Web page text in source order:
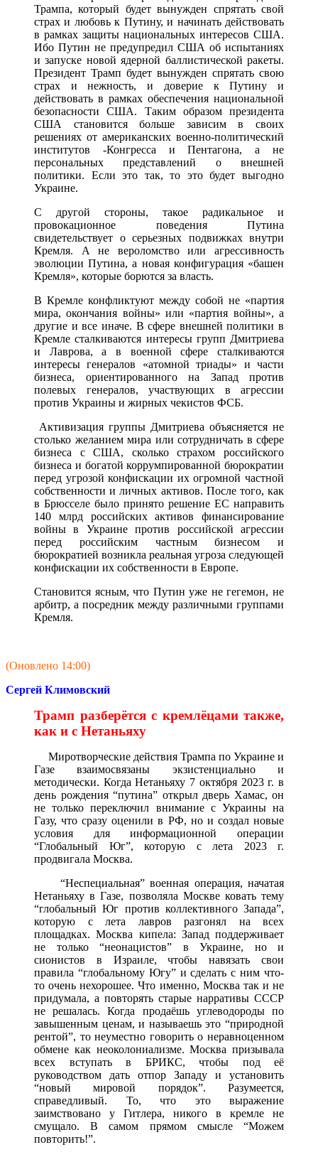
Трампа, который будет вынужден спрятать свой
страх и любовь к Путину, и начинать действовать
в рамках защиты национальных интересов США.
Ибо Путин не предупредил США об испытаниях
и запуске новой ядерной баллистической ракеты.
Президент Трамп будет вынужден спрятать свою
страх и нежность, и доверие к Путину и
действовать в рамках обеспечения национальной
безопасности США. Таким образом президента
США становится больше зависим в своих
решениях от американских военно-политический
институтов -Конгресса и Пентагона, а не
персональных представлений о внешней
политики. Если это так, то это будет выгодно
Украине.
С другой стороны, такое радикальное и
провокационное поведения Путина
свидетельствует о серьезных подвижках внутри
Кремля. А не вероломство или агрессивность
эволюции Путина, а новая конфигурация «башен
Кремля», которые борются за власть.
В Кремле конфликтуют между собой не «партия
мира, окончания войны» или «партия войны», а
другие и все иначе. В сфере внешней политики в
Кремле сталкиваются интересы групп Дмитриева
и Лаврова, а в военной сфере сталкиваются
интересы генералов «атомной триады» и части
бизнеса, ориентированного на Запад против
полевых генералов, участвующих в агрессии
против Украины и жирных чекистов ФСБ.
Активизация группы Дмитриева объясняется не
столько желанием мира или сотрудничать в сфере
бизнеса с США, сколько страхом российского
бизнеса и богатой коррумпированной бюрократии
перед угрозой конфискации их огромной частной
собственности и личных активов. После того, как
в Брюсселе было принято решение ЕС направить
140 млрд российских активов финансирование
войны в Украине против российской агрессии
перед российским частным бизнесом и
бюрократией возникла реальная угроза следующей
конфискации их собственности в Европе.
Становится ясным, что Путин уже не гегемон, не
арбитр, а посредник между различными группами
Кремля.
(Оновлено 14:00)
Сергей Климовский
Трамп разберётся с кремлёцами также,
как и с Нетаньяху
Миротворческие действия Трампа по Украине и
Газе взаимосвязаны экзистенциально и
методически. Когда Нетаньяху 7 октября 2023 г. в
день рождения “путина” открыл дверь Хамас, он
не только переключил внимание с Украины на
Газу, что сразу оценили в РФ, но и создал новые
условия для информационной операции
“Глобальный Юг”, которую с лета 2023 г.
продвигала Москва.
“Неспециальная” военная операция, начатая
Нетаньяху в Газе, позволяла Москве ковать тему
“глобальный Юг против коллективного Запада”,
которую с лета лавров разгонял на всех
площадках. Москва кипела: Запад поддерживает
не только “неонацистов” в Украине, но и
сионистов в Израиле, чтобы навязать свои
правила “глобальному Югу” и сделать с ним что-
то очень нехорошее. Что именно, Москва так и не
придумала, а повторять старые нарративы СССР
не решалась. Когда продаёшь углеводороды по
завышенным ценам, и называешь это “природной
рентой”, то неуместно говорить о неравноценном
обмене как неоколониализме. Москва призывала
всех вступать в БРИКС, чтобы под её
руководством дать отпор Западу и установить
“новый мировой порядок”. Разумеется,
справедливый. То, что это выражение
заимствовано у Гитлера, никого в кремле не
смущало. В самом прямом смысле “Можем
повторить!”.